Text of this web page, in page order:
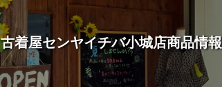
古着屋センヤイチバ小城店商品情報